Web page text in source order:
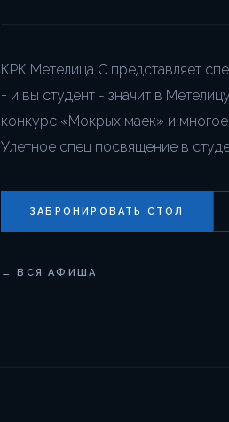
КРК Метелица С представляет
+ и вы студент - значит в
конкурс «Мокрых маек» и многое
Улетное спец посвящение в
ЗАБРОНИРОВАТЬ СТОЛ
← ВСЯ АФИША